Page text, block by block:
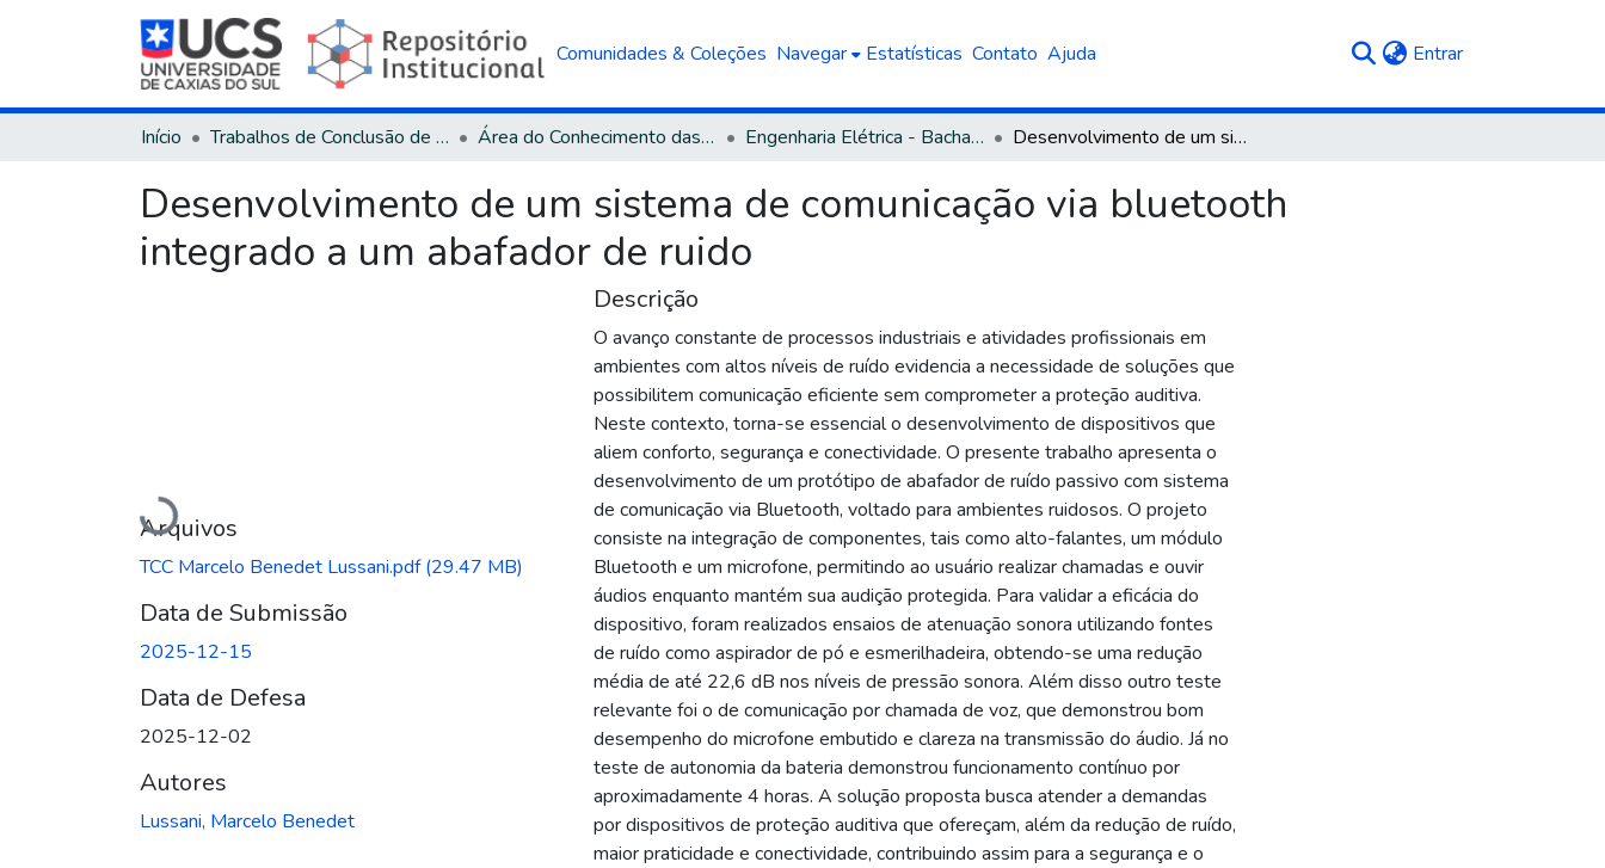
Comunidades & Coleções Navegar Estatísticas Contato Ajuda Entrar(current)
Início Trabalhos de Conclusão de Curso Área do Conhecimento das Engenharias Engenharia Elétrica - Bacharelado Desenvolvimento de um sistema de comunicação via bluetooth integrado a um abafador de ruido
Desenvolvimento de um sistema de comunicação via bluetooth
integrado a um abafador de ruido
Carregando...
Arquivos
TCC Marcelo Benedet Lussani.pdf(29.47 MB)
Data de Submissão
2025-12-15
Data de Defesa
2025-12-02
Autores
Lussani, Marcelo Benedet
Descrição
O avanço constante de processos industriais e atividades profissionais em
ambientes com altos níveis de ruído evidencia a necessidade de soluções que
possibilitem comunicação eficiente sem comprometer a proteção auditiva.
Neste contexto, torna-se essencial o desenvolvimento de dispositivos que
aliem conforto, segurança e conectividade. O presente trabalho apresenta o
desenvolvimento de um protótipo de abafador de ruído passivo com sistema
de comunicação via Bluetooth, voltado para ambientes ruidosos. O projeto
consiste na integração de componentes, tais como alto-falantes, um módulo
Bluetooth e um microfone, permitindo ao usuário realizar chamadas e ouvir
áudios enquanto mantém sua audição protegida. Para validar a eficácia do
dispositivo, foram realizados ensaios de atenuação sonora utilizando fontes
de ruído como aspirador de pó e esmerilhadeira, obtendo-se uma redução
média de até 22,6 dB nos níveis de pressão sonora. Além disso outro teste
relevante foi o de comunicação por chamada de voz, que demonstrou bom
desempenho do microfone embutido e clareza na transmissão do áudio. Já no
teste de autonomia da bateria demonstrou funcionamento contínuo por
aproximadamente 4 horas. A solução proposta busca atender a demandas
por dispositivos de proteção auditiva que ofereçam, além da redução de ruído,
maior praticidade e conectividade, contribuindo assim para a segurança e o